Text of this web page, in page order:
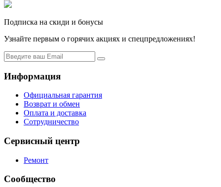
Подписка на скиди и бонусы
Узнайте первым о горячих акциях и спецпредложениях!
Информация
Официальная гарантия
Возврат и обмен
Оплата и доставка
Сотрудничество
Сервисный центр
Ремонт
Сообщество